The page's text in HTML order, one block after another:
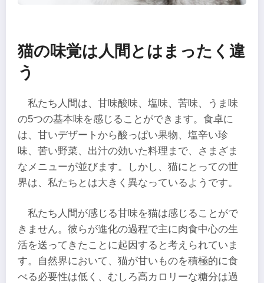
猫の味覚は人間とはまったく違
う
私たち人間は、甘味酸味、塩味、苦味、うま味
の5つの基本味を感じることができます。食卓に
は、甘いデザートから酸っぱい果物、塩辛い珍
味、苦い野菜、出汁の効いた料理まで、さまざま
なメニューが並びます。しかし、猫にとっての世
界は、私たちとは大きく異なっているようです。
私たち人間が感じる甘味を猫は感じることがで
きません。彼らが進化の過程で主に肉食中心の生
活を送ってきたことに起因すると考えられていま
す。自然界において、猫が甘いものを積極的に食
べる必要性は低く、むしろ高カロリーな糖分は過